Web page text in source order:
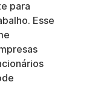
para
Esse